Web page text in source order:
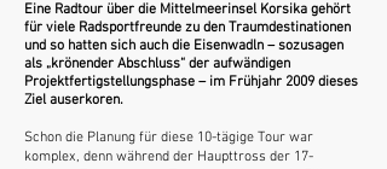
Eine Radtour über die Mittelmeerinsel Korsika gehört
für viele Radsportfreunde zu den Traumdestinationen
und so hatten sich auch die Eisenwadln – sozusagen
als „krönender Abschluss“ der aufwändigen
Projektfertigstellungsphase – im Frühjahr 2009 dieses
Ziel auserkoren.
Schon die Planung für diese 10-tägige Tour war
komplex, denn während der Haupttross der 17-